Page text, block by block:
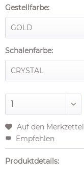
Gestellfarbe:
Schalenfarbe:
Auf den Merkzettel
Empfehlen
Produktdetails: